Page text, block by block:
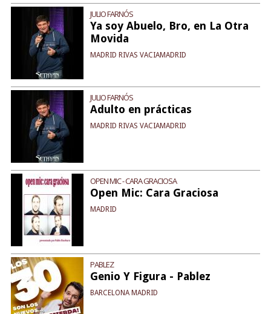
JULIO FARNÓS
Ya soy Abuelo, Bro, en La Otra
Movida
MADRID RIVAS VACIAMADRID
JULIO FARNÓS
Adulto en prácticas
MADRID RIVAS VACIAMADRID
OPEN MIC - CARA GRACIOSA
Open Mic: Cara Graciosa
MADRID
PABLEZ
Genio Y Figura - Pablez
BARCELONA MADRID